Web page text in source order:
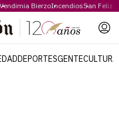
Vendimia BierzoIncendiosSan Feliz
DEPORTESGENTECULTURA